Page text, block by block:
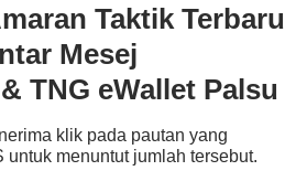
Taktik Terbaru
Mesej
TNG eWallet Palsu
klik pada pautan yang
untuk menuntut jumlah tersebut.